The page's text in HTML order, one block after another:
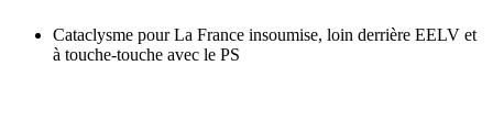
Cataclysme pour La France insoumise, loin derrière EELV et
à touche-touche avec le PS